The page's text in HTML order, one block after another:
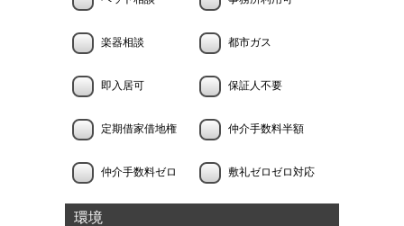
楽器相談 都市ガス
即入居可 保証人不要
定期借家借地権 仲介手数料半額
仲介手数料ゼロ 敷礼ゼロゼロ対応
環境